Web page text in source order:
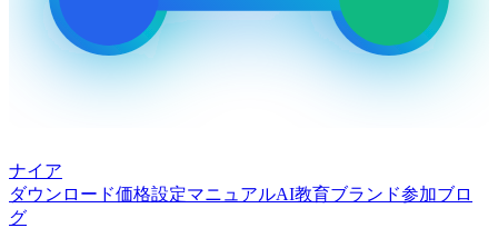
ナイア
ダウンロード価格設定マニュアルAI教育ブランド参加ブロ
グ